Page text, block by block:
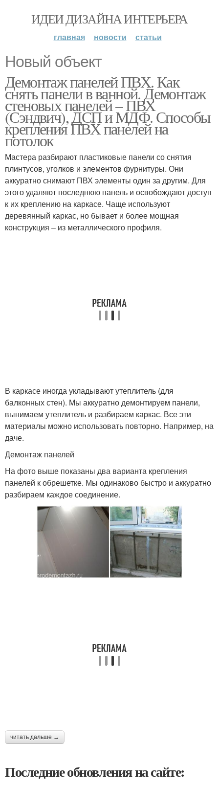
ИДЕИ ДИЗАЙНА ИНТЕРЬЕРА
главная новости статьи
Новый объект
Демонтаж панелей ПВХ. Как
снять панели в ванной. Демонтаж
стеновых панелей – ПВХ
(Сэндвич), ДСП и МДФ. Способы
крепления ПВХ панелей на
потолок
Мастера разбирают пластиковые панели со снятия
плинтусов, уголков и элементов фурнитуры. Они
аккуратно снимают ПВХ элементы один за другим. Для
этого удаляют последнюю панель и освобождают доступ
к их креплению на каркасе. Чаще используют
деревянный каркас, но бывает и более мощная
конструкция – из металлического профиля.
В каркасе иногда укладывают утеплитель (для
балконных стен). Мы аккуратно демонтируем панели,
вынимаем утеплитель и разбираем каркас. Все эти
материалы можно использовать повторно. Например, на
даче.
Демонтаж панелей
На фото выше показаны два варианта крепления
панелей к обрешетке. Мы одинаково быстро и аккуратно
разбираем каждое соединение.
читать дальше →
Последние обновления на сайте: